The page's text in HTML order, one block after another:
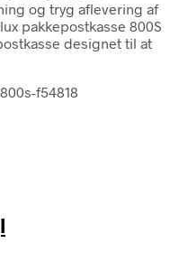
og tryg aflevering af
pakkepostkasse 800S
designet til at
f54818